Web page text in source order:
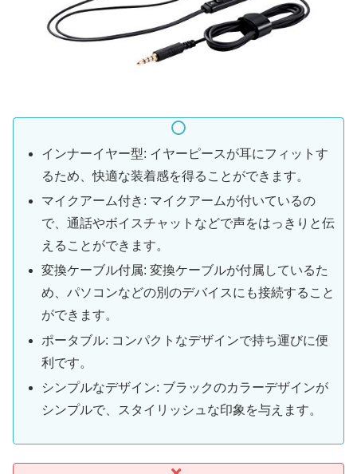
インナーイヤー型: イヤーピースが耳にフィットす
るため、快適な装着感を得ることができます。
マイクアーム付き: マイクアームが付いているの
で、通話やボイスチャットなどで声をはっきりと伝
えることができます。
変換ケーブル付属: 変換ケーブルが付属しているた
め、パソコンなどの別のデバイスにも接続すること
ができます。
ポータブル: コンパクトなデザインで持ち運びに便
利です。
シンプルなデザイン: ブラックのカラーデザインが
シンプルで、スタイリッシュな印象を与えます。